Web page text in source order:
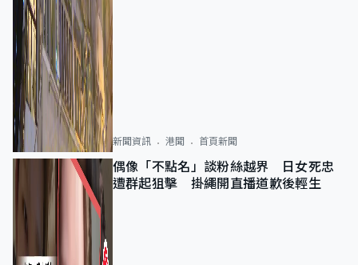
新聞資訊 港聞 首頁新聞
偶像「不點名」談粉絲越界 日女死忠
遭群起狙擊 掛繩開直播道歉後輕生